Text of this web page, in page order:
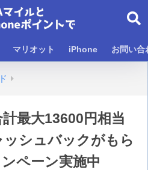
マリオット iPhone お問い合
最大13600円相当
シュバックがもら
ペーン実施中